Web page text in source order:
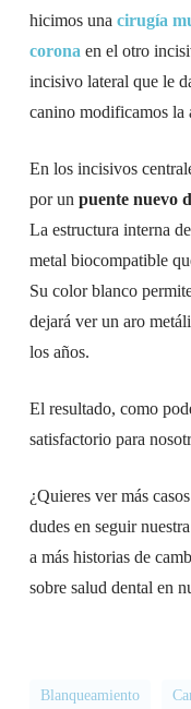
hicimos una cirugía
corona en el otro
incisivo lateral que le
canino modificamos la
En los incisivos
por un puente nuevo
La estructura interna
metal biocompatible
Su color blanco
dejará ver un aro
los años.
El resultado, como
satisfactorio para
¿Quieres ver más
dudes en seguir
a más historias de
sobre salud dental en
Blanqueamiento